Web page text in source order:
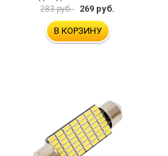
283 руб. 269 руб.
В КОРЗИНУ